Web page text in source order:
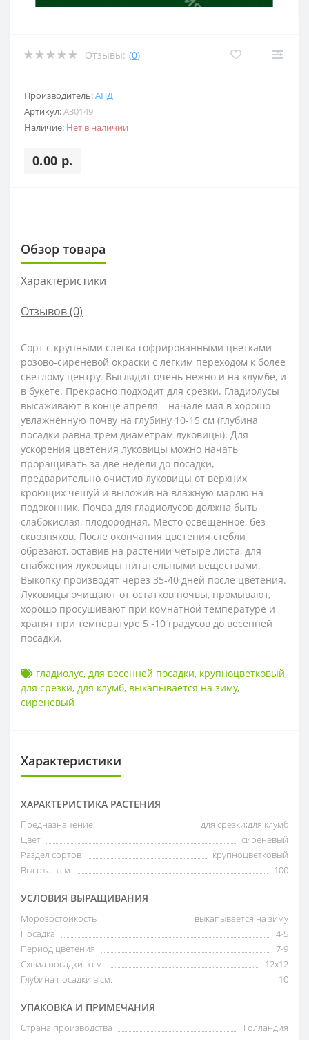
Отзывы: (0)
Производитель:АПД
Артикул:A30149
Наличие: Нет в наличии
0.00 р.
Обзор товара
Характеристики
Отзывов (0)
Сорт с крупными слегка гофрированными цветками
розово-сиреневой окраски с легким переходом к более
светлому центру. Выглядит очень нежно и на клумбе, и
в букете. Прекрасно подходит для срезки. Гладиолусы
высаживают в конце апреля – начале мая в хорошо
увлажненную почву на глубину 10-15 см (глубина
посадки равна трем диаметрам луковицы). Для
ускорения цветения луковицы можно начать
проращивать за две недели до посадки,
предварительно очистив луковицы от верхних
кроющих чешуй и выложив на влажную марлю на
подоконник. Почва для гладиолусов должна быть
слабокислая, плодородная. Место освещенное, без
сквозняков. После окончания цветения стебли
обрезают, оставив на растении четыре листа, для
снабжения луковицы питательными веществами.
Выкопку производят через 35-40 дней после цветения.
Луковицы очищают от остатков почвы, промывают,
хорошо просушивают при комнатной температуре и
хранят при температуре 5 -10 градусов до весенней
посадки.
гладиолус, для весенней посадки, крупноцветковый,
для срезки, для клумб, выкапывается на зиму,
сиреневый
Характеристики
ХАРАКТЕРИСТИКА РАСТЕНИЯ
Предназначение
для срезки;для клумб
Цвет
сиреневый
Раздел сортов
крупноцветковый
Высота в см.
100
УСЛОВИЯ ВЫРАЩИВАНИЯ
Морозостойкость
выкапывается на зиму
Посадка
4-5
Период цветения
7-9
Схема посадки в см.
12х12
Глубина посадки в см.
10
УПАКОВКА И ПРИМЕЧАНИЯ
Страна производства
Голландия